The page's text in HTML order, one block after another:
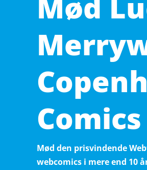
Mød den prisvindende
webcomics i mere end 10